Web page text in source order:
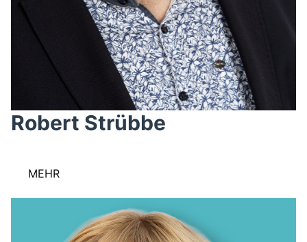
Robert Strübbe
MEHR